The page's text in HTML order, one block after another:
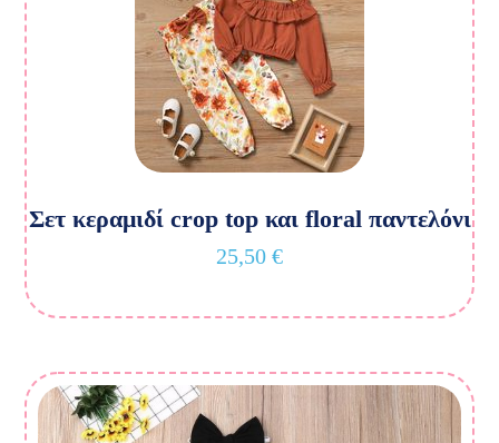
Σετ κεραμιδί crop top και floral παντελόνι
25,50 €